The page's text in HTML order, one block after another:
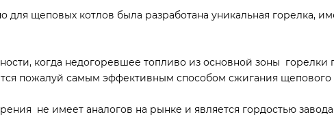
для щеповых котлов была разработана уникальная горелка,
когда недогоревшее топливо из основной зоны горелки
пожалуй самым эффективным способом сжигания щепового
не имеет аналогов на рынке и является гордостью завода